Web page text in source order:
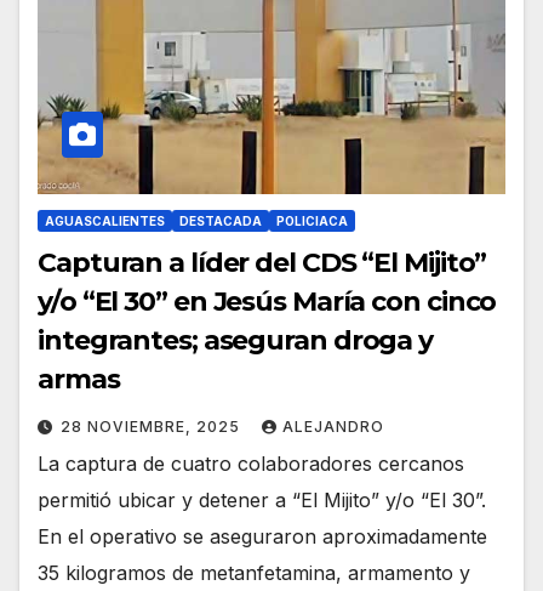
AGUASCALIENTES DESTACADA POLICIACA
Capturan a líder del CDS “El Mijito”
y/o “El 30” en Jesús María con cinco
integrantes; aseguran droga y
armas
28 NOVIEMBRE, 2025 ALEJANDRO
La captura de cuatro colaboradores cercanos
permitió ubicar y detener a “El Mijito” y/o “El 30”.
En el operativo se aseguraron aproximadamente
35 kilogramos de metanfetamina, armamento y